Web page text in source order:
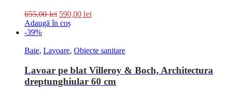
655,00lei 590,00lei
Adaugă în coș
-39%
Baie, Lavoare, Obiecte sanitare
Lavoar pe blat Villeroy & Boch, Architectura
dreptunghiular 60 cm